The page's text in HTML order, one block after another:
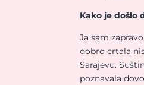
Kako je došlo
Ja sam
dobro crtala
Sarajevu.
poznavala